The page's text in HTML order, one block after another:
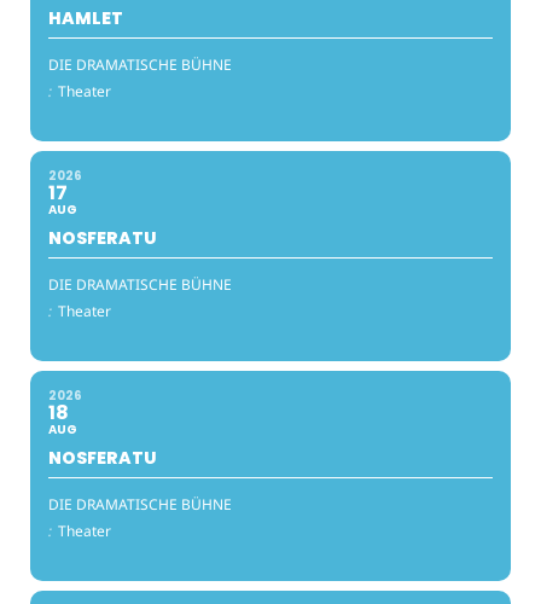
HAMLET
DIE DRAMATISCHE BÜHNE
: Theater
2026
17
AUG
NOSFERATU
DIE DRAMATISCHE BÜHNE
: Theater
2026
18
AUG
NOSFERATU
DIE DRAMATISCHE BÜHNE
: Theater